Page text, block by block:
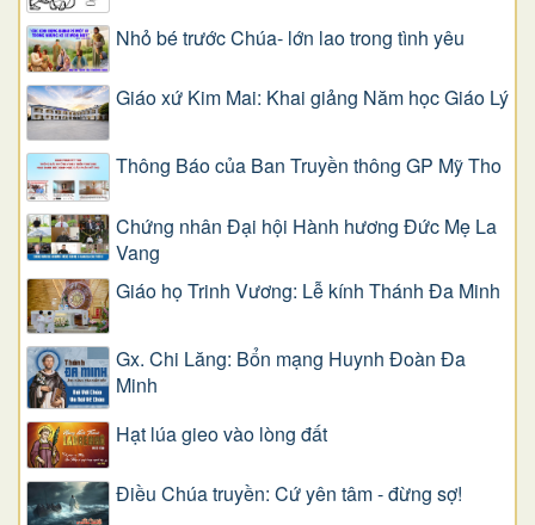
Nhỏ bé trước Chúa- lớn lao trong tình yêu
Giáo xứ Kim Mai: Khai giảng Năm học Giáo Lý
Thông Báo của Ban Truyền thông GP Mỹ Tho
Chứng nhân Đại hội Hành hương Đức Mẹ La
Vang
Giáo họ Trinh Vương: Lễ kính Thánh Đa Minh
Gx. Chi Lăng: Bổn mạng Huynh Đoàn Đa
Minh
Hạt lúa gieo vào lòng đất
Điều Chúa truyền: Cứ yên tâm - đừng sợ!